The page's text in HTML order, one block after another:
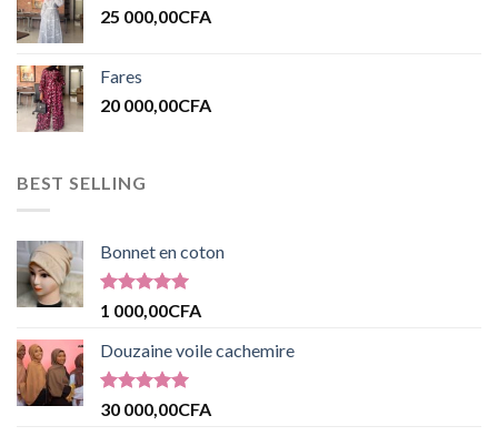
25 000,00CFA
Fares
20 000,00CFA
BEST SELLING
Bonnet en coton
Note 5.00
1 000,00CFA
Douzaine voile cachemire
Note5.00
30 000,00CFA